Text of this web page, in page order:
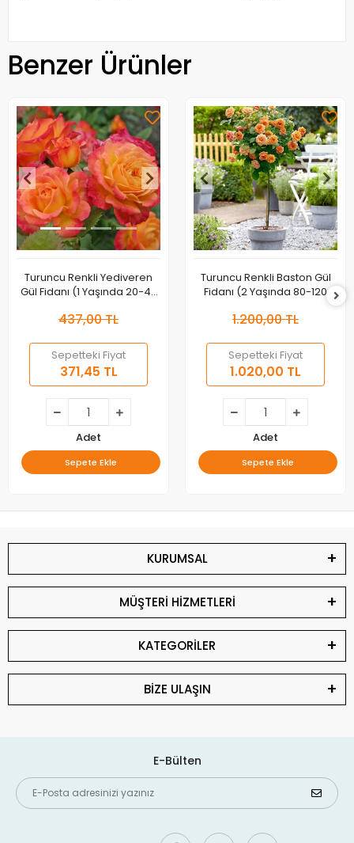
Benzer Ürünler
Turuncu Renkli Yediveren
Gül Fidanı (1 Yaşında 20-40
437,00 TL
Sepetteki Fiyat
371,45 TL
Adet
Sepete Ekle
Turuncu Renkli Baston Gül
Fidanı (2 Yaşında 80-120
1.200,00 TL
Sepetteki Fiyat
1.020,00 TL
Adet
Sepete Ekle
KURUMSAL
MÜŞTERİ HİZMETLERİ
KATEGORİLER
BİZE ULAŞIN
E-Bülten